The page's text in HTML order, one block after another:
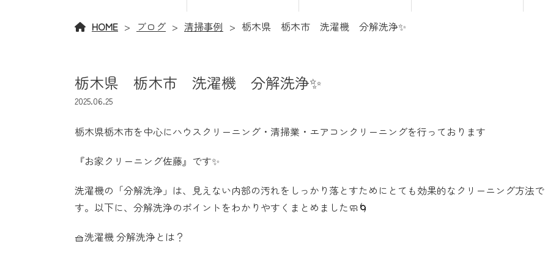
HOME ブログ 清掃事例 栃木県 栃木市 洗濯機 分解洗浄✨
栃木県 栃木市 洗濯機 分解洗浄✨
2025.06.25
栃木県栃木市を中心にハウスクリーニング・清掃業・エアコンクリーニングを行っております
『お家クリーニング佐藤』です✨
洗濯機の「分解洗浄」は、見えない内部の汚れをしっかり落とすためにとても効果的なクリーニング方法で
す。以下に、分解洗浄のポイントをわかりやすくまとめました🧼🌀
🧺洗濯機 分解洗浄とは？